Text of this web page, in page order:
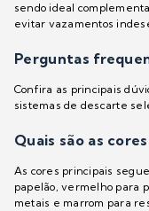
sendo ideal
evitar vazamentos
Perguntas
Confira as principais
sistemas de descarte
Quais são as
As cores principais
papelão, vermelho para
metais e marrom para